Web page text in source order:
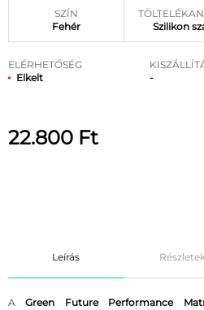
SZÍN
Fehér
Szilikon
ELÉRHETŐSÉG
Elkelt
-
22.800 Ft
Leírás
AGreen Future Performance